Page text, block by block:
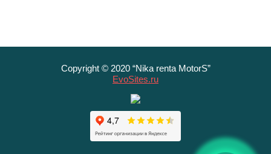
Copyright © 2020 “Nika renta MotorS”
EvoSites.ru